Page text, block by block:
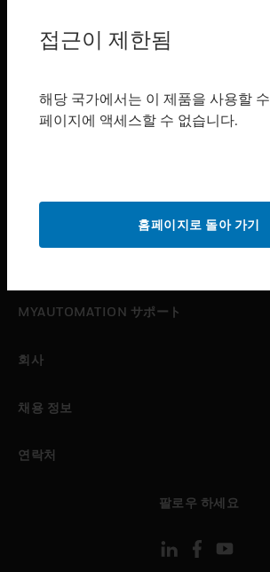
toggle view
서비스
toggle view
toggle view
MYAUTOMATION サポート
회사
채용 정보
연락처
팔로우 하세요
접근이 제한됨
해당 국가에서는 이 제품을 사용할
페이지에 액세스할 수 없습니다.
홈페이지로 돌아 가기